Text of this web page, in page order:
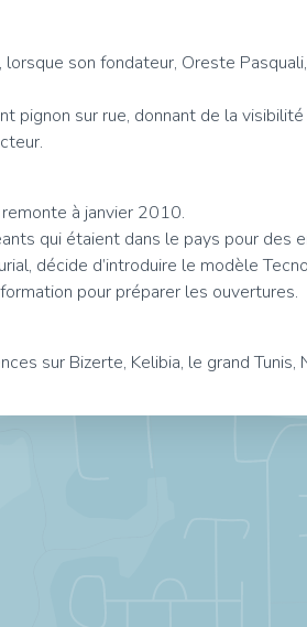
son fondateur, Oreste
pignon sur rue, donnant de la
à janvier 2010.
qui étaient dans le pays pour des
décide d’introduire le modèle
pour préparer les ouvertures.
sur Bizerte, Kelibia, le grand Tunis,